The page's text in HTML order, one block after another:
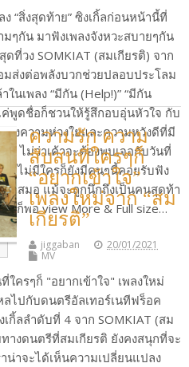
ง “สิ่งสุดท้าย” ซิงเกิ้ลก่อนหน้านี้ที่
ๆกัน มาฟังเพลงจังหวะสบายๆกัน
ดที่วง SOMKIAT (สมเกียรติ) จาก
มส่งต่อพลังบวกช่วยปลอบประโลม
นเพลง “มีกัน (Help!)” “มีกัน
ค่พูดชื่อก็ชวนให้รู้สึกอบอุ่นหัวใจ กับ
ถึงความห่วงใยและความหวังดีที่มี
า ไม่ว่าเค้าจะต้องพบเจอกับวันที่
นที่ไม่มีใครก็ยังมีคนๆนี้คอยรับฟัง
มเสมอ แม้จะถูกนึกถึงเป็นคนสุดท้า
..ก็พอ view More & Full size…
ความรัก ความ
สับสนที่ใครๆก็
“อยากเข้าใจ”
เพลงใหม่จาก “สม
เกียรติ”
jiggaban
20/01/2021
MV
ครๆก็ "อยากเข้าใจ" เพลงใหม่
ลไปกับดนตรีอัลเทอร์เนทีฟร็อค
เกิ้ลลำดับที่ 4 จาก SOMKIAT (สม
างดนตรีที่สมเกียรติ ยังคงสนุกที่จะ
น่าจะได้เห็นความเปลี่ยนแปลง